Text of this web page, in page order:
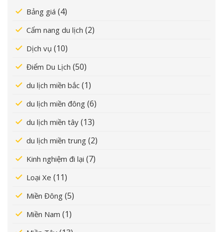
Bảng giá (4)
Cẩm nang du lịch (2)
Dịch vụ (10)
Điểm Du Lịch (50)
du lịch miền bắc (1)
du lịch miền đông (6)
du lịch miền tây (13)
du lịch miền trung (2)
Kinh nghiệm đi lại (7)
Loại Xe (11)
Miền Đông (5)
Miền Nam (1)